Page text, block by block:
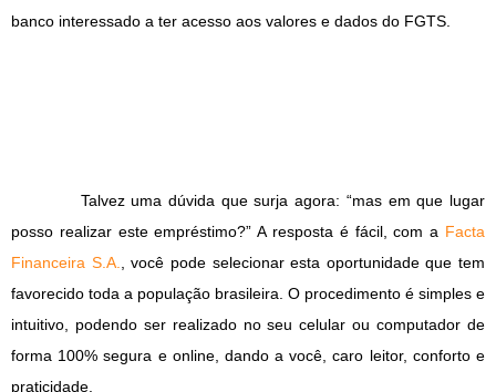
banco interessado a ter acesso aos valores e dados do FGTS.
Talvez uma dúvida que surja agora: “mas em que lugar
posso realizar este empréstimo?” A resposta é fácil, com a Facta
Financeira S.A., você pode selecionar esta oportunidade que tem
favorecido toda a população brasileira. O procedimento é simples e
intuitivo, podendo ser realizado no seu celular ou computador de
forma 100% segura e online, dando a você, caro leitor, conforto e
praticidade.